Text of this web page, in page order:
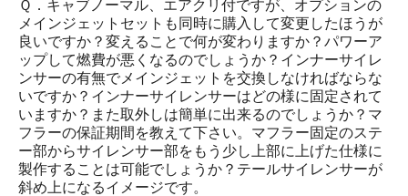
Ｑ．キャブノーマル、エアクリ付ですが、オプションの
メインジェットセットも同時に購入して変更したほうが
良いですか？変えることで何が変わりますか？パワーア
ップして燃費が悪くなるのでしょうか？インナーサイレ
ンサーの有無でメインジェットを交換しなければならな
いですか？インナーサイレンサーはどの様に固定されて
いますか？また取外しは簡単に出来るのでしょうか？マ
フラーの保証期間を教えて下さい。マフラー固定のステ
ー部からサイレンサー部をもう少し上部に上げた仕様に
製作することは可能でしょうか？テールサイレンサーが
斜め上になるイメージです。